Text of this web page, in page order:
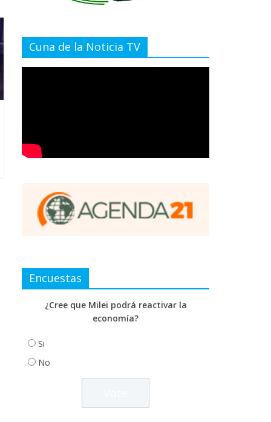
Cuna de la Noticia TV
Encuestas
¿Cree que Milei podrá reactivar la
economía?
Si
No